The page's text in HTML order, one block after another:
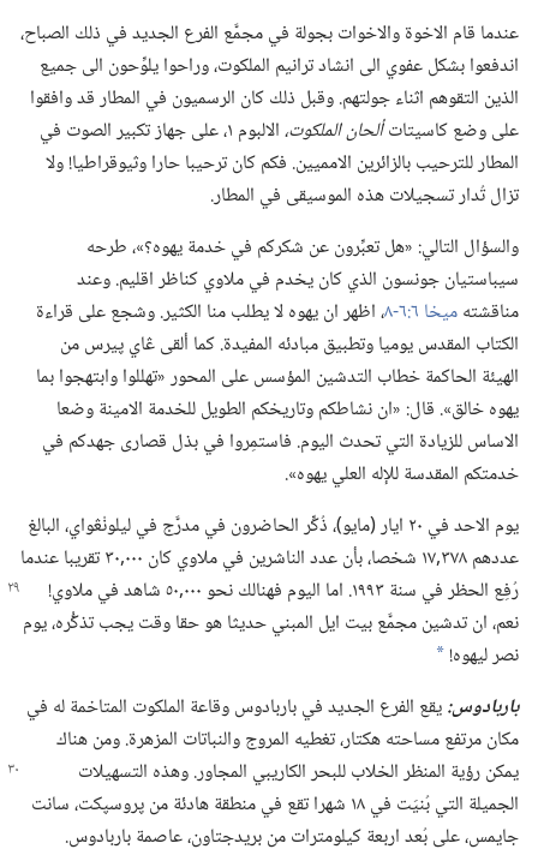
عندما قام الاخوة والاخوات بجولة في مجمَّع الفرع الجديد في ذلك الصباح،‏
اندفعوا بشكل عفوي الى انشاد ترانيم الملكوت،‏ وراحوا يلوِّحون الى جميع
الذين التقوهم اثناء جولتهم.‏ وقبل ذلك كان الرسميون في المطار قد وافقوا
على وضع كاسيتاتألحان الملكوت،‏
الالبوم ١،‏ على جهاز تكبير الصوت في
المطار للترحيب بالزائرين الامميين.‏ فكم كان ترحيبا حارا وثيوقراطيا!‏ ولا
تزال تُدار تسجيلات هذه الموسيقى في المطار.‏
والسؤال التالي:‏ «هل تعبِّرون عن شكركم في خدمة يهوه؟‏»،‏ طرحه
سيباستيان جونسون الذي كان يخدم في ملاوي كناظر اقليم.‏ وعند
مناقشتهميخا ٦:‏٦-‏٨
‏،‏ اظهر ان يهوه لا يطلب منا الكثير.‏ وشجع على قراءة
الكتاب المقدس يوميا وتطبيق مبادئه المفيدة.‏ كما ألقى ڠاي پيرس من
الهيئة الحاكمة خطاب التدشين المؤسس على المحور «تهللوا وابتهجوا بما
يهوه خالق».‏ قال:‏ «ان نشاطكم وتاريخكم الطويل للخدمة الامينة وضعا
الاساس للزيادة التي تحدث اليوم.‏ فاستمِروا في بذل قصارى جهدكم في
خدمتكم المقدسة للإله العلي يهوه».‏
يوم الاحد في ٢٠ ايار (‏مايو)‏،‏ ذُكِّر الحاضرون في مدرَّج في ليلونْڠواي،‏ البالغ
عددهم ٣٧٨‏,١٧ شخصا،‏ بأن عدد الناشرين في ملاوي كان ٠٠٠‏,٣٠ تقريبا عندما
رُفِع الحظر في سنة ١٩٩٣.‏ اما اليوم فهنالك
نحو ٠٠٠‏,٥٠ شاهد في ملاوي!‏
نعم،‏ ان تدشين مجمَّع بيت ايل المبني حديثا هو حقا وقت يجب تذكُّره،‏ يوم
نصر ليهوه!‏*
باربادوس:‏يقع الفرع الجديد في باربادوس وقاعة الملكوت المتاخمة له في
مكان مرتفع مساحته هكتار،‏ تغطيه المروج والنباتات المزهرة.‏ ومن هناك
يمكن رؤية المنظر الخلاب للبحر الكاريبي المجاور.‏وهذه التسهيلات
الجميلة التي بُنيَت في ١٨ شهرا تقع في منطقة هادئة من پروسپكت،‏ سانت
جايمس،‏ على بُعد اربعة كيلومترات من بريدجتاون،‏ عاصمة باربادوس.‏